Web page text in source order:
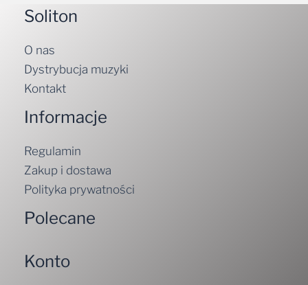
Soliton
O nas
Dystrybucja muzyki
Kontakt
Informacje
Regulamin
Zakup i dostawa
Polityka prywatności
Polecane
Konto